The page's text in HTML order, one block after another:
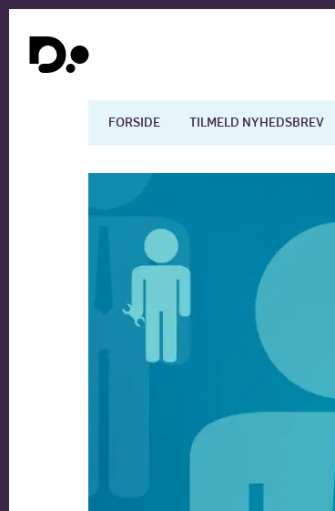
FORSIDE TILMELD NYHEDSBREV
Arbejdsmarkedet